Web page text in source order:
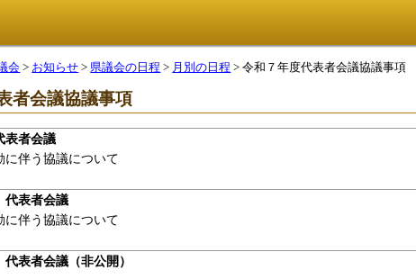
会> お知らせ > 県議会の日程 > 月別の日程 > 令和７年度代表者会議協議事項
者会議協議事項
者会議
伴う協議について
表者会議
伴う協議について
表者会議（非公開）